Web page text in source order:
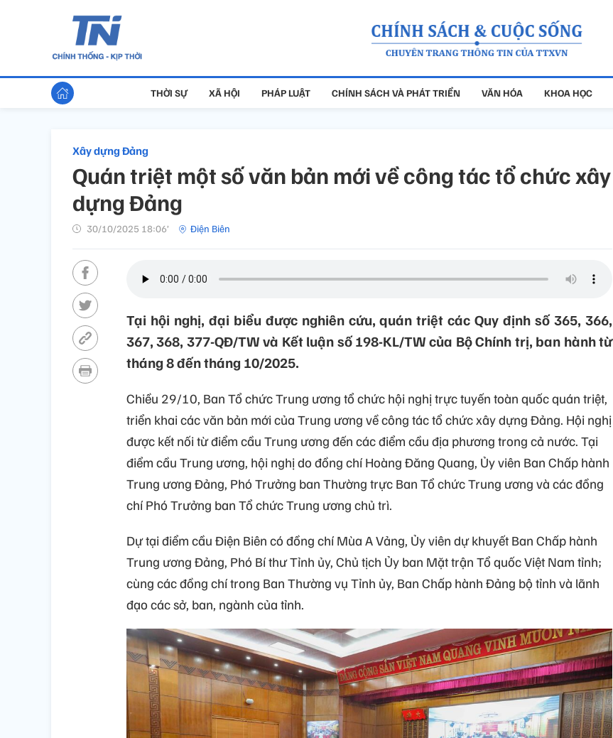
THỜI SỰ XÃ HỘI PHÁP LUẬT CHÍNH SÁCH VÀ PHÁT TRIỂN VĂN HÓA KHOA HỌC
Xây dựng Đảng
Quán triệt một số văn bản mới về công tác tổ chức xây
dựng Đảng
30/10/2025 18:06’ Điện Biên
Tại hội nghị, đại biểu được nghiên cứu, quán triệt các Quy định số 365, 366,
367, 368, 377-QĐ/TW và Kết luận số 198-KL/TW của Bộ Chính trị, ban hành từ
tháng 8 đến tháng 10/2025.
Chiều 29/10, Ban Tổ chức Trung ương tổ chức hội nghị trực tuyến toàn quốc quán triệt,
triển khai các văn bản mới của Trung ương về công tác tổ chức xây dựng Đảng. Hội nghị
được kết nối từ điểm cầu Trung ương đến các điểm cầu địa phương trong cả nước. Tại
điểm cầu Trung ương, hội nghị do đồng chí Hoàng Đăng Quang, Ủy viên Ban Chấp hành
Trung ương Đảng, Phó Trưởng ban Thường trực Ban Tổ chức Trung ương và các đồng
chí Phó Trưởng ban Tổ chức Trung ương chủ trì.
Dự tại điểm cầu Điện Biên có đồng chí Mùa A Vảng, Ủy viên dự khuyết Ban Chấp hành
Trung ương Đảng, Phó Bí thư Tỉnh ủy, Chủ tịch Ủy ban Mặt trận Tổ quốc Việt Nam tỉnh;
cùng các đồng chí trong Ban Thường vụ Tỉnh ủy, Ban Chấp hành Đảng bộ tỉnh và lãnh
đạo các sở, ban, ngành của tỉnh.